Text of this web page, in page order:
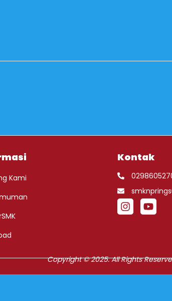
Kami
Kontak
Copyright © 2025. All Rights